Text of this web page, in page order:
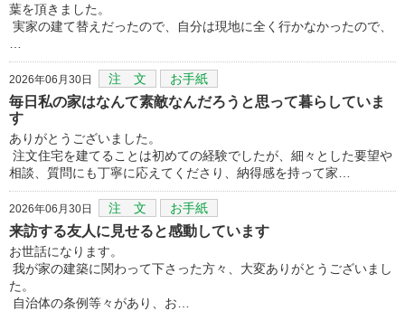
葉を頂きました。
実家の建て替えだったので、自分は現地に全く行かなかったので、
2026年06月30日 注 文 お手紙
毎日私の家はなんて素敵なんだろうと思って暮らしていま
す
ありがとうございました。
注文住宅を建てることは初めての経験でしたが、細々とした要望や
相談、質問にも丁寧に応えてくださり、納得感を持って家…
2026年06月30日 注 文 お手紙
来訪する友人に見せると感動しています
お世話になります。
我が家の建築に関わって下さった方々、大変ありがとうございまし
た。
自治体の条例等々があり、お…